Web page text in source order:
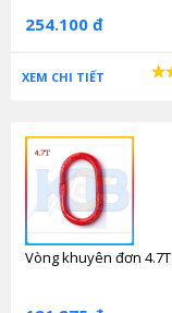
254.100 đ
XEM CHI TIẾT
Vòng khuyên đơn 4.7T